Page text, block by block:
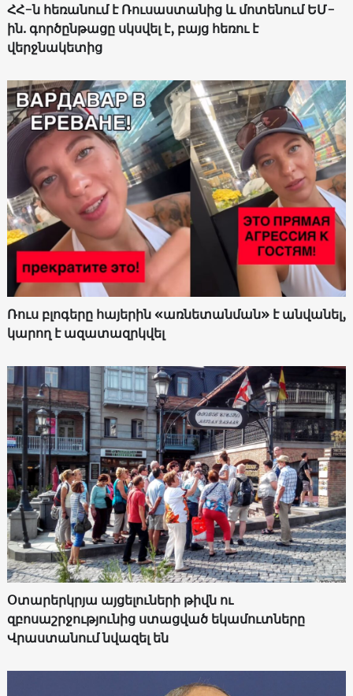
ՀՀ-ն հեռանում է Ռուսաստանից և մոտենում ԵՄ-
ին. գործընթացը սկսվել է, բայց հեռու է
վերջնակետից
Ռուս բլոգերը հայերին «առնետանման» է անվանել,
կարող է ազատազրկվել
Օտարերկրյա այցելուների թիվն ու
զբոսաշրջությունից ստացված եկամուտները
Վրաստանում նվազել են